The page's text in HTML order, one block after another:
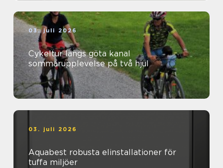
03. juli 2026
Cykeltur längs göta kanal
sommarupplevelse på två hjul
03. juli 2026
Aquabest robusta elinstallationer för
tuffa miljöer